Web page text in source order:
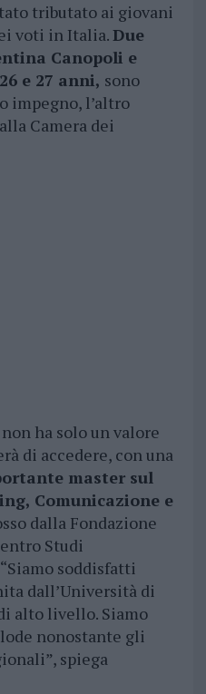
tributato ai giovani
voti in Italia.Due
Canopoli e
e 27 anni, sono
impegno, l’altro
Camera dei
ha solo un valore
di accedere, con una
master sul
Comunicazione e
dalla Fondazione
Studi
soddisfatti
dall’Università di
alto livello. Siamo
nonostante gli
spiega